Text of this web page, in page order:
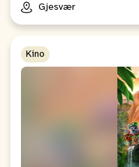
Gjesvær
Kino